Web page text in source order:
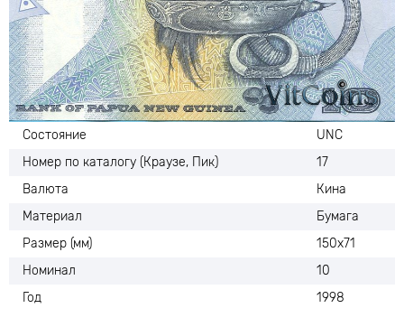
Состояние
UNC
Номер по каталогу (Краузе, Пик)
17
Валюта
Кина
Материал
Бумага
Размер (мм)
150х71
Номинал
10
Год
1998